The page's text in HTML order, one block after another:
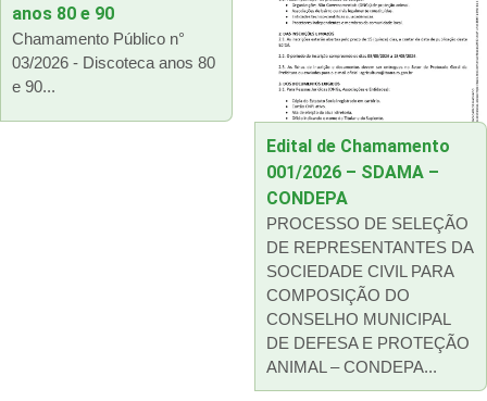
anos 80 e 90
Chamamento Público n°
03/2026 - Discoteca anos 80
e 90...
Edital de Chamamento
001/2026 – SDAMA –
CONDEPA
PROCESSO DE SELEÇÃO
DE REPRESENTANTES DA
SOCIEDADE CIVIL PARA
COMPOSIÇÃO DO
CONSELHO MUNICIPAL
DE DEFESA E PROTEÇÃO
ANIMAL – CONDEPA...